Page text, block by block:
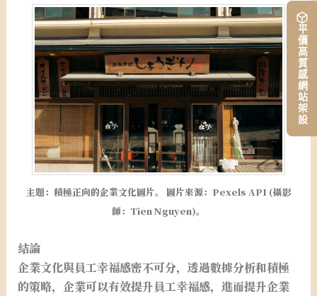
平價高質感網站架設
主題：積極正向的企業文化圖片。 圖片來源：Pexels API (攝影
師：Tien Nguyen)。
結論
企業文化與員工幸福感密不可分，透過數據分析和積極
的策略，企業可以有效提升員工幸福感，進而提升企業